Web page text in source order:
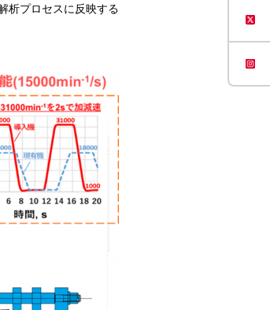
析プロセスに反映する